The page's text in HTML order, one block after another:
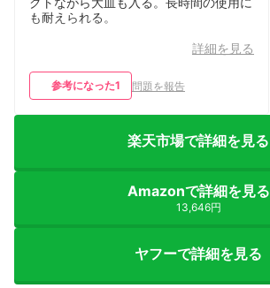
も耐えられる。
詳細を見る
参考になった1 問題を報告
楽天市場で詳細を見る
Amazonで詳細を見る
13,646円
ヤフーで詳細を見る